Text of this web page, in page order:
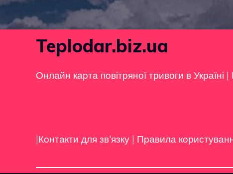
Teplodar.biz.ua
Онлайн карта повітряної тривоги в Україні |
|Контакти для зв'язку | Правила